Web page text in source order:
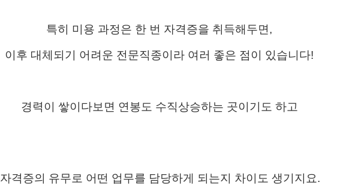
특히 미용 과정은 한 번 자격증을 취득해두면,
이후 대체되기 어려운 전문직종이라 여러 좋은 점이 있습니다!
경력이 쌓이다보면 연봉도 수직상승하는 곳이기도 하고
자격증의 유무로 어떤 업무를 담당하게 되는지 차이도 생기지요.